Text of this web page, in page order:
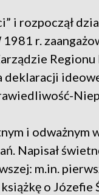
i rozpoczął
r.
deklaracji
i odważnym
Napisał
m.in.
o